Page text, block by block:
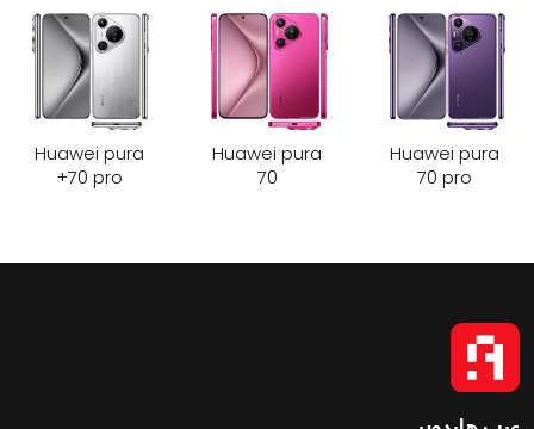
Huawei pura
70 pro
Huawei pura
70
Huawei pura
70 pro+